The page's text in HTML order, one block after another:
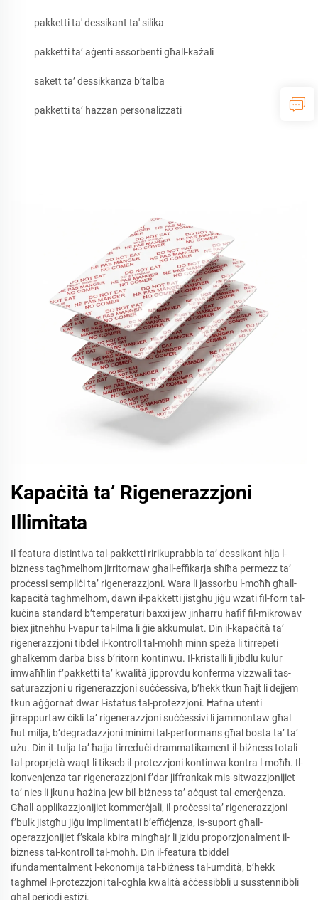
pakketti ta' dessikant ta' silika
pakketti ta’ aġenti assorbenti għall-każali
sakett ta’ dessikkanza b’talba
pakketti ta’ ħażżan personalizzati
Kapaċità ta’ Rigenerazzjoni
Illimitata
Il-featura distintiva tal-pakketti ririkuprabbla ta’ dessikant hija l-
biżness tagħmelhom jirritornaw għall-effikarja sħiħa permezz ta’
proċessi sempliċi ta’ rigenerazzjoni. Wara li jassorbu l-moħħ għall-
kapaċità tagħmelhom, dawn il-pakketti jistgħu jiġu wżati fil-forn tal-
kuċina standard b’temperaturi baxxi jew jinħarru ħafif fil-mikrowav
biex jitneħħu l-vapur tal-ilma li ġie akkumulat. Din il-kapaċità ta’
rigenerazzjoni tibdel il-kontroll tal-moħħ minn speża li tirrepeti
għalkemm darba biss b’ritorn kontinwu. Il-kristalli li jibdlu kulur
imwaħħlin f’pakketti ta’ kwalità jipprovdu konferma vizzwali tas-
saturazzjoni u rigenerazzjoni suċċessiva, b’hekk tkun ħajt li dejjem
tkun aġġornat dwar l-istatus tal-protezzjoni. Ħafna utenti
jirrappurtaw ċikli ta’ rigenerazzjoni suċċessivi li jammontaw għal
ħut milja, b’degradazzjoni minimi tal-performans għal bosta ta’ ta’
użu. Din it-tulja ta’ ħajja tirreduċi drammatikament il-biżness totali
tal-proprjetà waqt li tikseb il-protezzjoni kontinwa kontra l-moħħ. Il-
konvenjenza tar-rigenerazzjoni f’dar jiffrankak mis-sitwazzjonijiet
ta’ nies li jkunu ħażina jew bil-biżness ta’ aċqust tal-emerġenza.
Għall-applikazzjonijiet kommerċjali, il-proċessi ta’ rigenerazzjoni
f’bulk jistgħu jiġu implimentati b’effiċjenza, is-suport għall-
operazzjonijiet f’skala kbira mingħajr li jzidu proporzjonalment il-
biżness tal-kontroll tal-moħħ. Din il-featura tbiddel
ifundamentalment l-ekonomija tal-biżness tal-umdità, b’hekk
tagħmel il-protezzjoni tal-ogħla kwalità aċċessibbli u susstennibbli
għal perjodi estiżi.